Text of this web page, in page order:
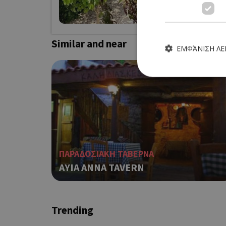
Similar and near
ΠΑΡΑΔΟΣΙΑΚΗ ΤΑΒΕΡΝΑ
AYIA ANNA TAVERN
Trending
ΕΜΦΆΝΙΣΗ
Τα απολύτως
ιστότοπος δεν μπορεί
Ονοματεπώνυμο
G_ENABLED_IDPS